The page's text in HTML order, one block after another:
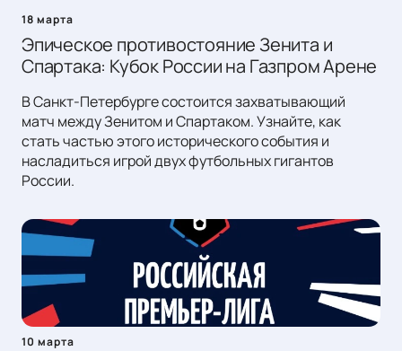
18 марта
Эпическое противостояние Зенита и
Спартака: Кубок России на Газпром Арене
В Санкт-Петербурге состоится захватывающий
матч между Зенитом и Спартаком. Узнайте, как
стать частью этого исторического события и
насладиться игрой двух футбольных гигантов
России.
10 марта